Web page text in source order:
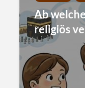
Ab
religiös